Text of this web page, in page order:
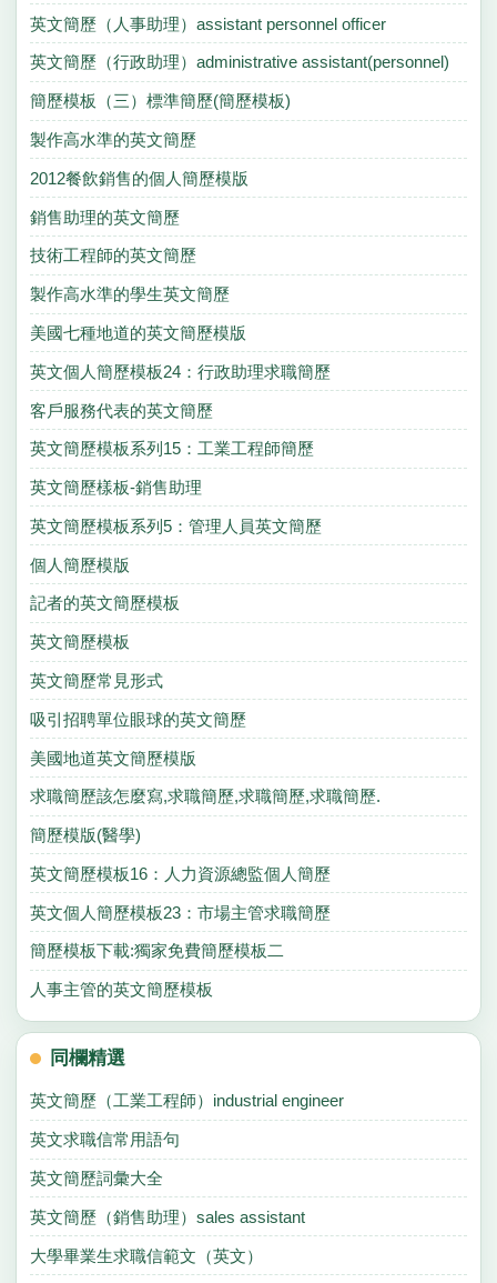
英文簡歷（人事助理）assistant personnel officer
英文簡歷（行政助理）administrative assistant(personnel)
簡歷模板（三）標準簡歷(簡歷模板)
製作高水準的英文簡歷
2012餐飲銷售的個人簡歷模版
銷售助理的英文簡歷
技術工程師的英文簡歷
製作高水準的學生英文簡歷
美國七種地道的英文簡歷模版
英文個人簡歷模板24：行政助理求職簡歷
客戶服務代表的英文簡歷
英文簡歷模板系列15：工業工程師簡歷
英文簡歷樣板-銷售助理
英文簡歷模板系列5：管理人員英文簡歷
個人簡歷模版
記者的英文簡歷模板
英文簡歷模板
英文簡歷常見形式
吸引招聘單位眼球的英文簡歷
美國地道英文簡歷模版
求職簡歷該怎麼寫,求職簡歷,求職簡歷,求職簡歷.
簡歷模版(醫學)
英文簡歷模板16：人力資源總監個人簡歷
英文個人簡歷模板23：市場主管求職簡歷
簡歷模板下載:獨家免費簡歷模板二
人事主管的英文簡歷模板
同欄精選
英文簡歷（工業工程師）industrial engineer
英文求職信常用語句
英文簡歷詞彙大全
英文簡歷（銷售助理）sales assistant
大學畢業生求職信範文（英文）